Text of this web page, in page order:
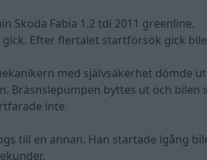
Skoda Fabia 1.2 tdi 2011 greenline.
Efter flertalet startförsök gick
med självsäkerhet dömde
Bräsnslepumpen byttes ut och
inte.
till en annan. Han startade igång